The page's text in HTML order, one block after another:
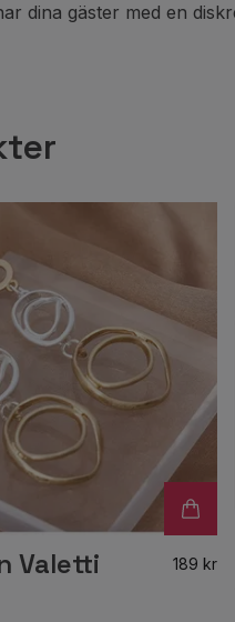
dina gäster med en
Valetti 189 kr